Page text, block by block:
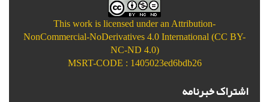
This work is licensed under an Attribution-
NonCommercial-NoDerivatives 4.0 International (CC BY-
NC-ND 4.0)
MSRT-CODE : 1405023ed6bdb26
اشتراک خبرنامه